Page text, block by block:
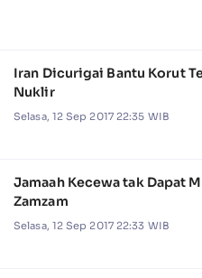
Iran Dicurigai Bantu Korut
Nuklir
Selasa, 12 Sep 2017 22:35 WIB
Jamaah Kecewa tak Dapat
Zamzam
Selasa, 12 Sep 2017 22:33 WIB